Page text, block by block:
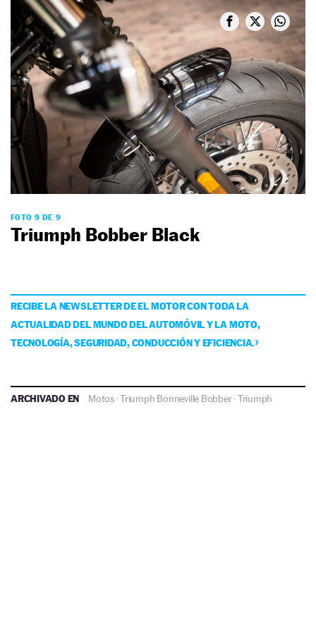
FOTO 9 DE 9
Triumph Bobber Black
RECIBE LA NEWSLETTER DE EL MOTOR CON TODA LA
ACTUALIDAD DEL MUNDO DEL AUTOMÓVIL Y LA MOTO,
TECNOLOGÍA, SEGURIDAD, CONDUCCIÓN Y EFICIENCIA.
ARCHIVADO EN Motos·Triumph Bonneville Bobber·Triumph